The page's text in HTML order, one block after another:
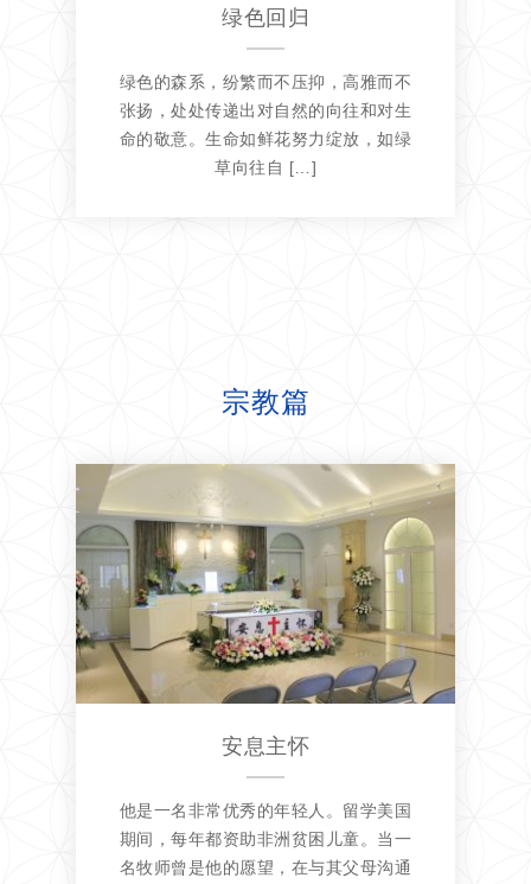
绿色回归
绿色的森系，纷繁而不压抑，高雅而不
张扬，处处传递出对自然的向往和对生
命的敬意。生命如鲜花努力绽放，如绿
草向往自 […]
宗教篇
安息主怀
他是一名非常优秀的年轻人。留学美国
期间，每年都资助非洲贫困儿童。当一
名牧师曾是他的愿望，在与其父母沟通